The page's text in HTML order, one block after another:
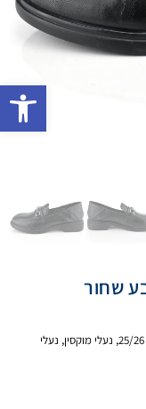
, נעלי מוקסין, נעלי